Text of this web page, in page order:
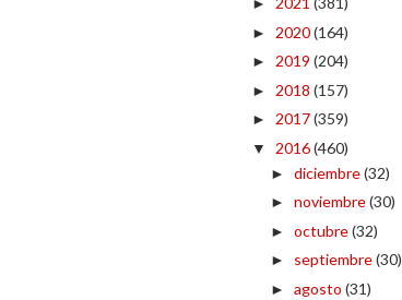
► 2020(164)
► 2019 (204)
► 2018 (157)
► 2017(359)
▼ 2016(460)
► diciembre(32)
► noviembre(30)
► octubre(32)
► septiembre(30)
► agosto (31)